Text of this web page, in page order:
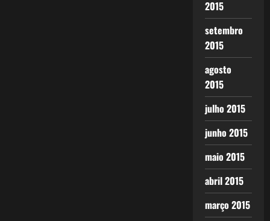
2015
setembro
2015
agosto
2015
julho 2015
junho 2015
maio 2015
abril 2015
março 2015